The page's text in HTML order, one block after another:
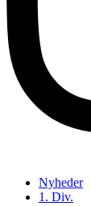
Nyheder
1. Div.